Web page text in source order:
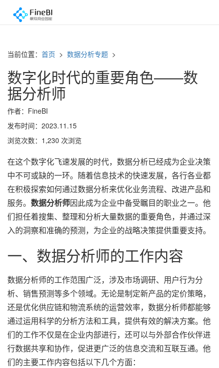
当前位置： 首页 > 数据分析专题 >
数字化时代的重要角色——数
据分析师
作者：FineBI
发布时间：2023.11.15
浏览次数：1,230 次浏览
在这个数字化飞速发展的时代，数据分析已经成为企业决策
中不可或缺的一环。随着信息技术的快速发展，各行各业都
在积极探索如何通过数据分析来优化业务流程、改进产品和
服务。 数据分析师因此成为企业中备受瞩目的职业之一。他
们担任着搜集、整理和分析大量数据的重要角色，并通过深
入的洞察和准确的预测，为企业的战略决策提供重要支持。
一、数据分析师的工作内容
数据分析师的工作范围广泛，涉及市场调研、用户行为分
析、销售预测等多个领域。无论是制定新产品的定价策略，
还是优化供应链和物流系统的运营效率，数据分析师都能够
通过运用科学的分析方法和工具，提供有效的解决方案。他
们的工作不仅是在企业内部进行，还可以与外部合作伙伴进
行数据共享和协作，促进更广泛的信息交流和互联互通。他
们的主要工作内容包括以下几个方面：